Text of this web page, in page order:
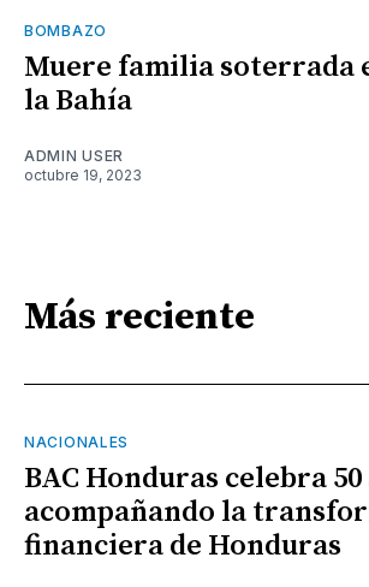
BOMBAZO
Muere familia soterrada
la Bahía
ADMIN USER
octubre 19, 2023
Más reciente
NACIONALES
BAC Honduras celebra 50
acompañando la
financiera de Honduras